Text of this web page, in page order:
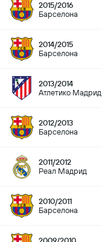
2015/2016
Барселона
2014/2015
Барселона
2013/2014
Атлетико Мадрид
2012/2013
Барселона
2011/2012
Реал Мадрид
2010/2011
Барселона